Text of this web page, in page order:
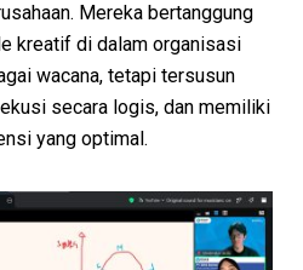
Mereka bertanggung
kreatif di dalam organisasi
wacana, tetapi tersusun
secara logis, dan memiliki
yang optimal.